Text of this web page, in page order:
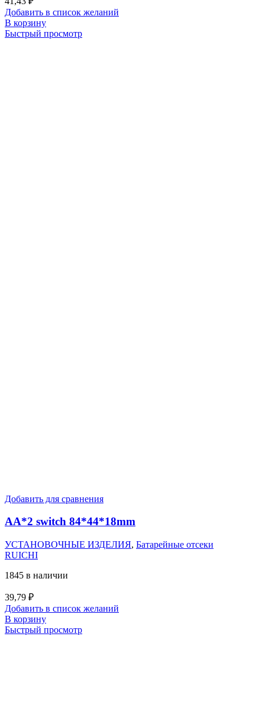
Добавить в список желаний
В корзину
Быстрый просмотр
Добавить для сравнения
AA*2 switch 84*44*18mm
УСТАНОВОЧНЫЕ ИЗДЕЛИЯ, Батарейные отсеки
RUICHI
1845 в наличии
39,79 ₽
Добавить в список желаний
В корзину
Быстрый просмотр